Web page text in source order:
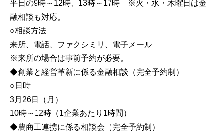
平日の9時～12時、13時～17時 ※火・水・木曜日は金
融相談も対応。
○相談方法
来所、電話、ファクシミリ、電子メール
※来所の場合は事前予約が必要。
◆創業と経営革新に係る金融相談（完全予約制）
○日時
3月26日（月）
10時～12時（1企業あたり1時間）
◆農商工連携に係る相談会（完全予約制）